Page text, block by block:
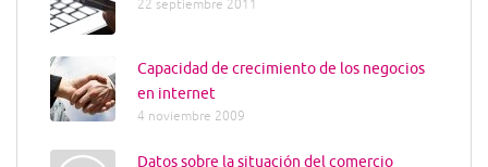
22 septiembre 2011
Capacidad de crecimiento de los negocios
en internet
4 noviembre 2009
Datos sobre la situación del comercio